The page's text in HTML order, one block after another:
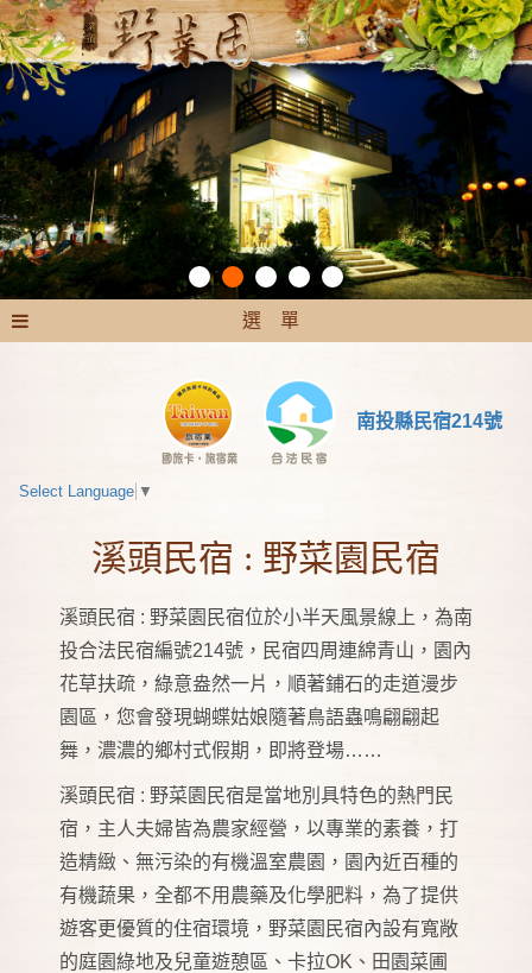
選 單
南投縣民宿214號
Select Language ▼
溪頭民宿 : 野菜園民宿
溪頭民宿 : 野菜園民宿位於小半天風景線上，為南
投合法民宿編號214號，民宿四周連綿青山，園內
花草扶疏，綠意盎然一片，順著鋪石的走道漫步
園區，您會發現蝴蝶姑娘隨著鳥語蟲鳴翩翩起
舞，濃濃的鄉村式假期，即將登場……
溪頭民宿 : 野菜園民宿是當地別具特色的熱門民
宿，主人夫婦皆為農家經營，以專業的素養，打
造精緻、無污染的有機溫室農園，園內近百種的
有機蔬果，全都不用農藥及化學肥料，為了提供
遊客更優質的住宿環境，野菜園民宿內設有寬敞
的庭園綠地及兒童遊憩區、卡拉OK、田園菜圃